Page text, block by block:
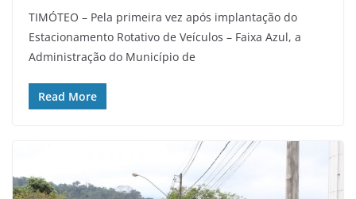
TIMÓTEO – Pela primeira vez após implantação do
Estacionamento Rotativo de Veículos – Faixa Azul, a
Administração do Município de
Read More